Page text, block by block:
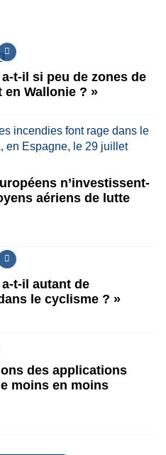
t-il si peu de zones de
en Wallonie ? »
n’investissent-
aériens de lutte
t-il autant de
le cyclisme ? »
des applications
moins en moins